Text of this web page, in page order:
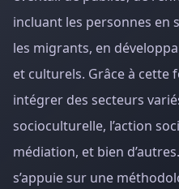
incluant les personnes en
les migrants, en
et culturels. Grâce à cette
intégrer des secteurs
socioculturelle, l’action
médiation, et bien
s’appuie sur une